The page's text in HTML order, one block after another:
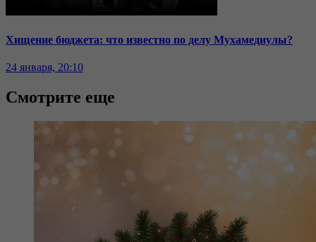
Хищение бюджета: что известно по делу Мухамедиулы?
24 января, 20:10
Смотрите еще